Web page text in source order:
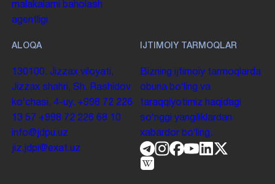
malakalarni baholash
agentligi
ALOQA
130100. Jizzax viloyati,
Jizzax shahri, Sh. Rashidov
koʻchasi, 4-uy. +998 72 226
13 57 +998 72 226 68 10
info@jdpu.uz
jiz.jdpi@exat.uz
IJTIMOIY TARMOQLAR
Bizning ijtimoiy tarmoqlarda
obuna boʻling va
taraqqiyotimiz haqidagi
soʻnggi yangiliklardan
xabardor boʻling.